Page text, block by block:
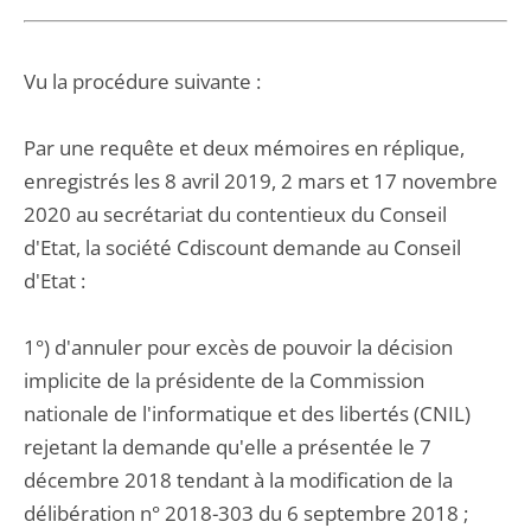
Vu la procédure suivante :
Par une requête et deux mémoires en réplique,
enregistrés les 8 avril 2019, 2 mars et 17 novembre
2020 au secrétariat du contentieux du Conseil
d'Etat, la société Cdiscount demande au Conseil
d'Etat :
1°) d'annuler pour excès de pouvoir la décision
implicite de la présidente de la Commission
nationale de l'informatique et des libertés (CNIL)
rejetant la demande qu'elle a présentée le 7
décembre 2018 tendant à la modification de la
délibération n° 2018-303 du 6 septembre 2018 ;